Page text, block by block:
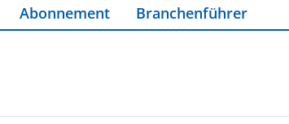
Abonnement Branchenführer